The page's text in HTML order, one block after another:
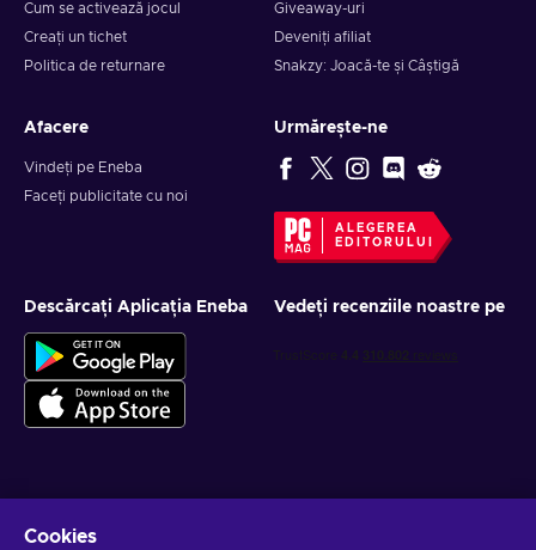
Cum se activează jocul
Creați un tichet
Politica de returnare
Giveaway-uri
Deveniți afiliat
Snakzy: Joacă-te și Câștigă
Afacere
Vindeți pe Eneba
Faceți publicitate cu noi
Urmărește-ne
ALEGEREA
EDITORULUI
Descărcați Aplicația Eneba Vedeți recenziile noastre pe
Cookies